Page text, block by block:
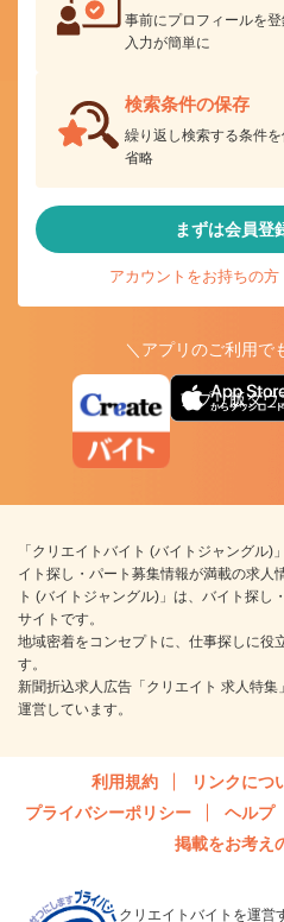
事前にプロフィールを
入力が簡単に
検索条件の保存
繰り返し検索する条件
省略
まずは会員登
アカウントをお持ちの
＼アプリのご利用で
アプリ版ダ
「クリエイトバイト (バイトジャングル
イト探し・パート募集情報が満載の求人
ト (バイトジャングル)」は、バイト探し
サイトです。
地域密着をコンセプトに、仕事探しに役
す。
新聞折込求人広告「クリエイト 求人特
運営しています。
利用規約 リンクにつ
プライバシーポリシー
ヘルプ
掲載をお考え
クリエイトバイトを運営